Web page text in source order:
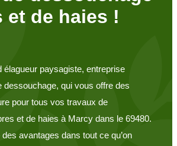
et de haies !
élagueur paysagiste, entreprise
dessouchage, qui vous offre des
pour tous vos travaux de
et de haies à Marcy dans le 69480.
avantages dans tout ce qu’on